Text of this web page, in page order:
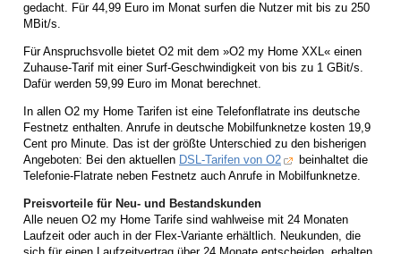
gedacht. Für 44,99 Euro im Monat surfen die Nutzer mit bis zu 250
MBit/s.
Für Anspruchsvolle bietet O2 mit dem »O2 my Home XXL« einen
Zuhause-Tarif mit einer Surf-Geschwindigkeit von bis zu 1 GBit/s.
Dafür werden 59,99 Euro im Monat berechnet.
In allen O2 my Home Tarifen ist eine Telefonflatrate ins deutsche
Festnetz enthalten. Anrufe in deutsche Mobilfunknetze kosten 19,9
Cent pro Minute. Das ist der größte Unterschied zu den bisherigen
Angeboten: Bei den aktuellen DSL-Tarifen von O2
beinhaltet die
Telefonie-Flatrate neben Festnetz auch Anrufe in Mobilfunknetze.
Preisvorteile für Neu- und Bestandskunden
Alle neuen O2 my Home Tarife sind wahlweise mit 24 Monaten
Laufzeit oder auch in der Flex-Variante erhältlich. Neukunden, die